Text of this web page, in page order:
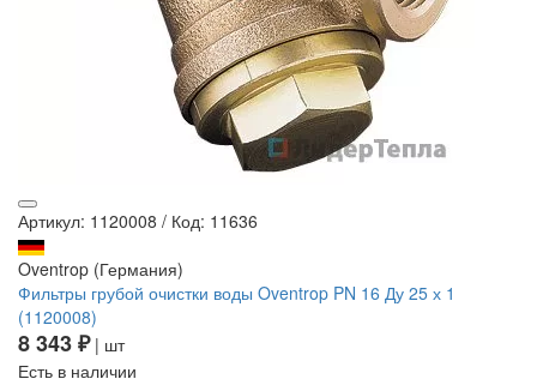
Артикул: 1120008 / Код: 11636
Oventrop (Германия)
Фильтры грубой очистки воды Oventrop PN 16 Ду 25 х 1
(1120008)
8 343 ₽| шт
Есть в наличии